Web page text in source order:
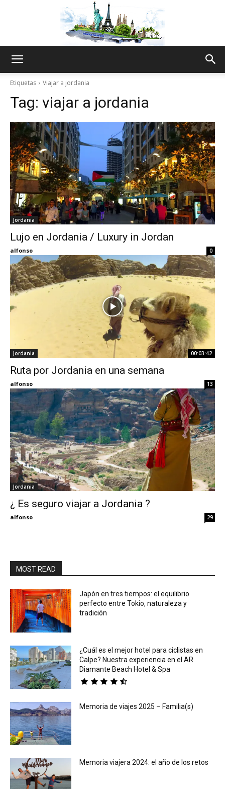
Thru
My
Etiquetas Viajar a jordania
Tag: viajar a jordania
Jordania
Lujo en Jordania / Luxury in Jordan
alfonso 0
Jordania 00:03:42
Ruta por Jordania en una semana
alfonso 13
Jordania
¿ Es seguro viajar a Jordania ?
alfonso 29
MOST READ
Japón en tres tiempos: el equilibrio
perfecto entre Tokio, naturaleza y
tradición
¿Cuál es el mejor hotel para ciclistas en
Calpe? Nuestra experiencia en el AR
Diamante Beach Hotel & Spa
Memoria de viajes 2025 – Familia(s)
Memoria viajera 2024: el año de los retos